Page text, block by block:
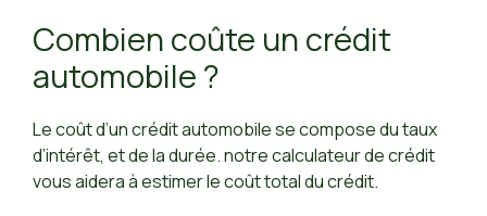
Combien coûte un crédit
automobile ?
Le coût d’un crédit automobile se compose du taux
d’intérêt, et de la durée. notre calculateur de crédit
vous aidera à estimer le coût total du crédit.